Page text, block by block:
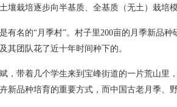
壤栽培逐步向半基质、全基质（无土）栽培
有名的“月季村”。村子里200亩的月季新品种
其团队花了近十年时间种下的。
，带着几个学生来到宝峰街道的一片荒山里
新品种培育的重要方式，而中国古老月季、